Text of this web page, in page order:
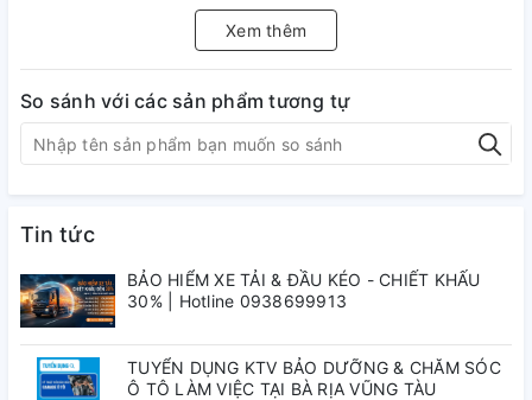
LẮP CAMERA HÀNH TRÌNH
VIETMAP VŨNG TÀU
-HOTLINE : 0938 699913
Camera VIETMAP TS-2K LITE Trải nghiệm chất lượng hình
bản quyền VIETMAP LIVE PRO - 12 tháng khi mua sản
Camera VIETMAP TS-2K LITE được trang bị công nghệ
truyền dữ liệu thông qua kết nối
lại, lưu trữ chia sẻ video lên mạng xã hội dễ dàng trên các
thiết bị hệ điều hành Android và IOS thông qua ứng dụng
VIETMAP REC.
Xem thêm
So sánh với các sản phẩm tương tự
Tin tức
BẢO HIỂM XE TẢI & ĐẦU KÉO - CHIẾT KHẤU
30% | Hotline 0938699913
TUYỂN DỤNG KTV BẢO DƯỠNG & CHĂM SÓC
Ô TÔ LÀM VIỆC TẠI BÀ RỊA VŨNG TÀU